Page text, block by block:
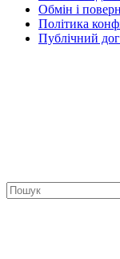
Обмін і
Політика
Публічний